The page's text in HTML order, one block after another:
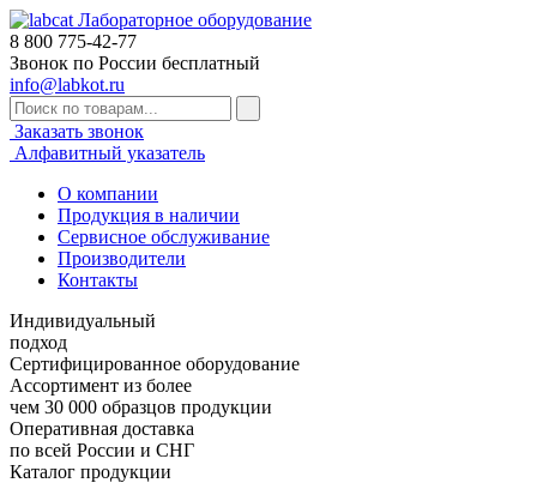
Лабораторное оборудование
8 800 775-42-77
Звонок по России бесплатный
info@labkot.ru
Заказать звонок
Алфавитный указатель
О компании
Продукция в наличии
Сервисное обслуживание
Производители
Контакты
Индивидуальный
подход
Сертифицированное оборудование
Ассортимент из более
чем 30 000 образцов продукции
Оперативная доставка
по всей России и СНГ
Каталог продукции